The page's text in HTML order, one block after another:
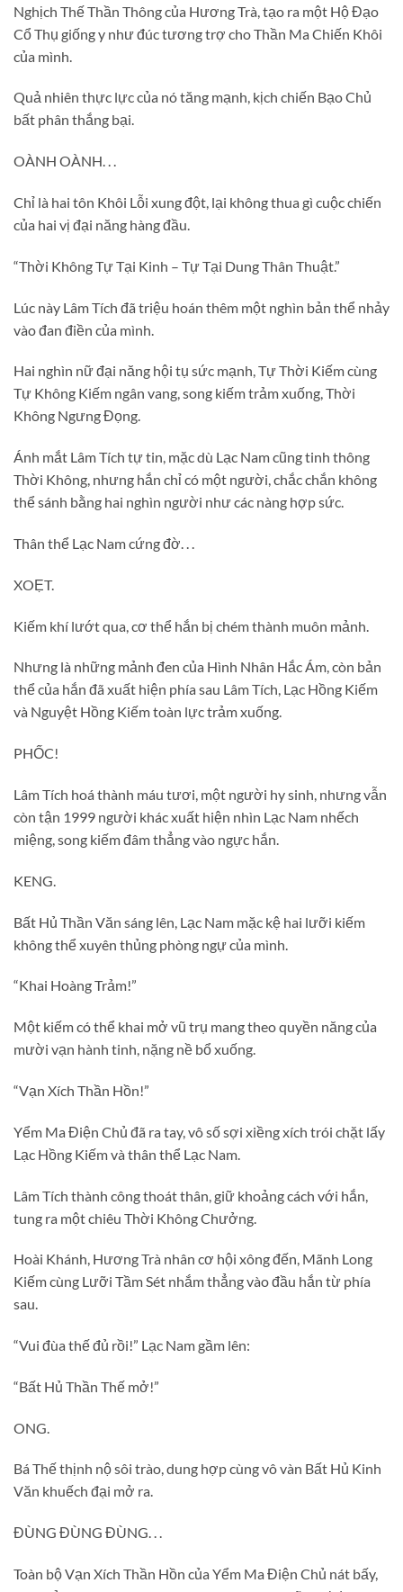
Nghịch Thế Thần Thông của Hương Trà, tạo ra một Hộ Đạo
Cổ Thụ giống y như đúc tương trợ cho Thần Ma Chiến Khôi
của mình.
Quả nhiên thực lực của nó tăng mạnh, kịch chiến Bạo Chủ
bất phân thắng bại.
OÀNH OÀNH. . .
Chỉ là hai tôn Khôi Lỗi xung đột, lại không thua gì cuộc chiến
của hai vị đại năng hàng đầu.
“Thời Không Tự Tại Kinh – Tự Tại Dung Thân Thuật.”
Lúc này Lâm Tích đã triệu hoán thêm một nghìn bản thể nhảy
vào đan điền của mình.
Hai nghìn nữ đại năng hội tụ sức mạnh, Tự Thời Kiếm cùng
Tự Không Kiếm ngân vang, song kiếm trảm xuống, Thời
Không Ngưng Đọng.
Ánh mắt Lâm Tích tự tin, mặc dù Lạc Nam cũng tinh thông
Thời Không, nhưng hắn chỉ có một người, chắc chắn không
thể sánh bằng hai nghìn người như các nàng hợp sức.
Thân thể Lạc Nam cứng đờ. . .
XOẸT.
Kiếm khí lướt qua, cơ thể hắn bị chém thành muôn mảnh.
Nhưng là những mảnh đen của Hình Nhân Hắc Ám, còn bản
thể của hắn đã xuất hiện phía sau Lâm Tích, Lạc Hồng Kiếm
và Nguyệt Hồng Kiếm toàn lực trảm xuống.
PHỐC!
Lâm Tích hoá thành máu tươi, một người hy sinh, nhưng vẫn
còn tận 1999 người khác xuất hiện nhìn Lạc Nam nhếch
miệng, song kiếm đâm thẳng vào ngực hắn.
KENG.
Bất Hủ Thần Văn sáng lên, Lạc Nam mặc kệ hai lưỡi kiếm
không thể xuyên thủng phòng ngự của mình.
“Khai Hoàng Trảm!”
Một kiếm có thể khai mở vũ trụ mang theo quyền năng của
mười vạn hành tinh, nặng nề bổ xuống.
“Vạn Xích Thần Hồn!”
Yểm Ma Điện Chủ đã ra tay, vô số sợi xiềng xích trói chặt lấy
Lạc Hồng Kiếm và thân thể Lạc Nam.
Lâm Tích thành công thoát thân, giữ khoảng cách với hắn,
tung ra một chiêu Thời Không Chưởng.
Hoài Khánh, Hương Trà nhân cơ hội xông đến, Mãnh Long
Kiếm cùng Lưỡi Tầm Sét nhắm thẳng vào đầu hắn từ phía
sau.
“Vui đùa thế đủ rồi!” Lạc Nam gầm lên:
“Bất Hủ Thần Thế mở!”
ONG.
Bá Thế thịnh nộ sôi trào, dung hợp cùng vô vàn Bất Hủ Kinh
Văn khuếch đại mở ra.
ĐÙNG ĐÙNG ĐÙNG. . .
Toàn bộ Vạn Xích Thần Hồn của Yểm Ma Điện Chủ nát bấy,